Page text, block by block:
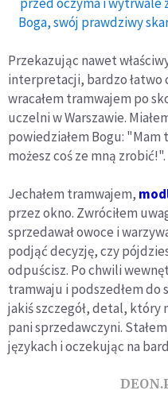
Boga, swój prawdziwy
Przekazując nawet
interpretacji, bardzo łatwo
wracałem tramwajem po
uczelni w Warszawie.
powiedziałem Bogu:
możesz coś ze mną zrobić!".
Jechałem tramwajem,
przez okno. Zwróciłem
sprzedawał owoce i
podjąć decyzję, czy
odpuścisz. Po chwili
tramwaju i podszedłem do
jakiś szczegół, detal, który
pani sprzedawczyni.
językach i oczekując na